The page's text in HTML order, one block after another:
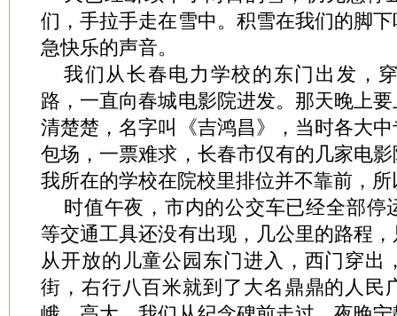
们，手拉手走在雪中。积雪在我们的脚
急快乐的声音。
我们从长春电力学校的东门出发，
路，一直向春城电影院进发。那天晚上
清楚楚，名字叫《吉鸿昌》，当时各大
包场，一票难求，长春市仅有的几家电
我所在的学校在院校里排位并不靠前，
时值午夜，市内的公交车已经全部停
等交通工具还没有出现，几公里的路程
从开放的儿童公园东门进入，西门穿出
街，右行八百米就到了大名鼎鼎的人民